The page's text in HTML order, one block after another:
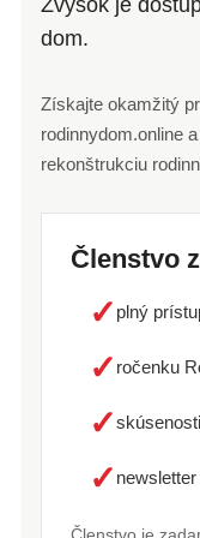
Zvyšok je
dom.
Získajte okamžitý
rodinnydom.online
rekonštrukciu
Členstvo
✓ plný
✓ ročenku
✓
✓